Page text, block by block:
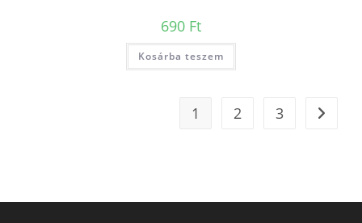
690 Ft
Kosárba teszem
1 2 3